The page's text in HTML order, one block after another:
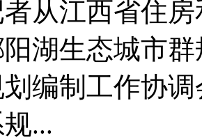
从江西省住
湖生态城市
编制工作协
...